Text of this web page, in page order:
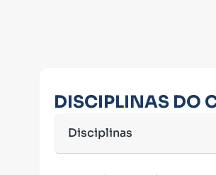
DISCIPLINAS DO
Disciplinas